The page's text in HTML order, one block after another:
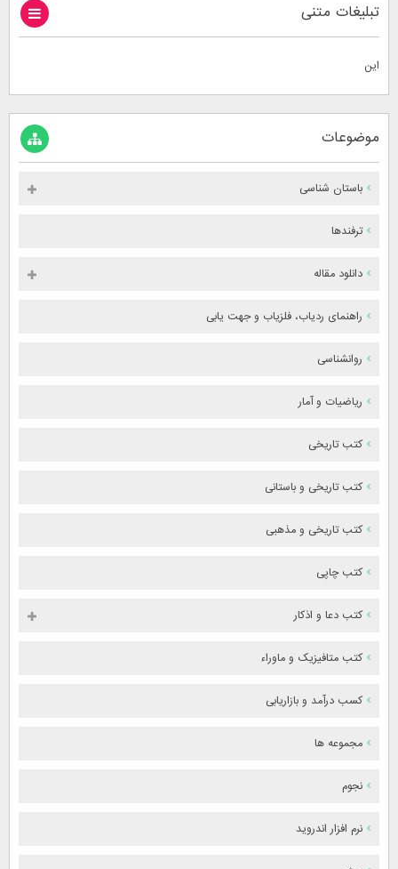
تبلیغات متنی
این
موضوعات
باستان شناسی
ترفندها
دانلود مقاله
راهنمای ردیاب، فلزیاب و جهت یابی
روانشناسی
ریاضیات و آمار
کتب تاریخی
کتب تاریخی و باستانی
کتب تاریخی و مذهبی
کتب چاپی
کتب دعا و اذکار
کتب متافیزیک و ماوراء
کسب درآمد و بازاریابی
مجموعه ها
نجوم
نرم افزار اندروید